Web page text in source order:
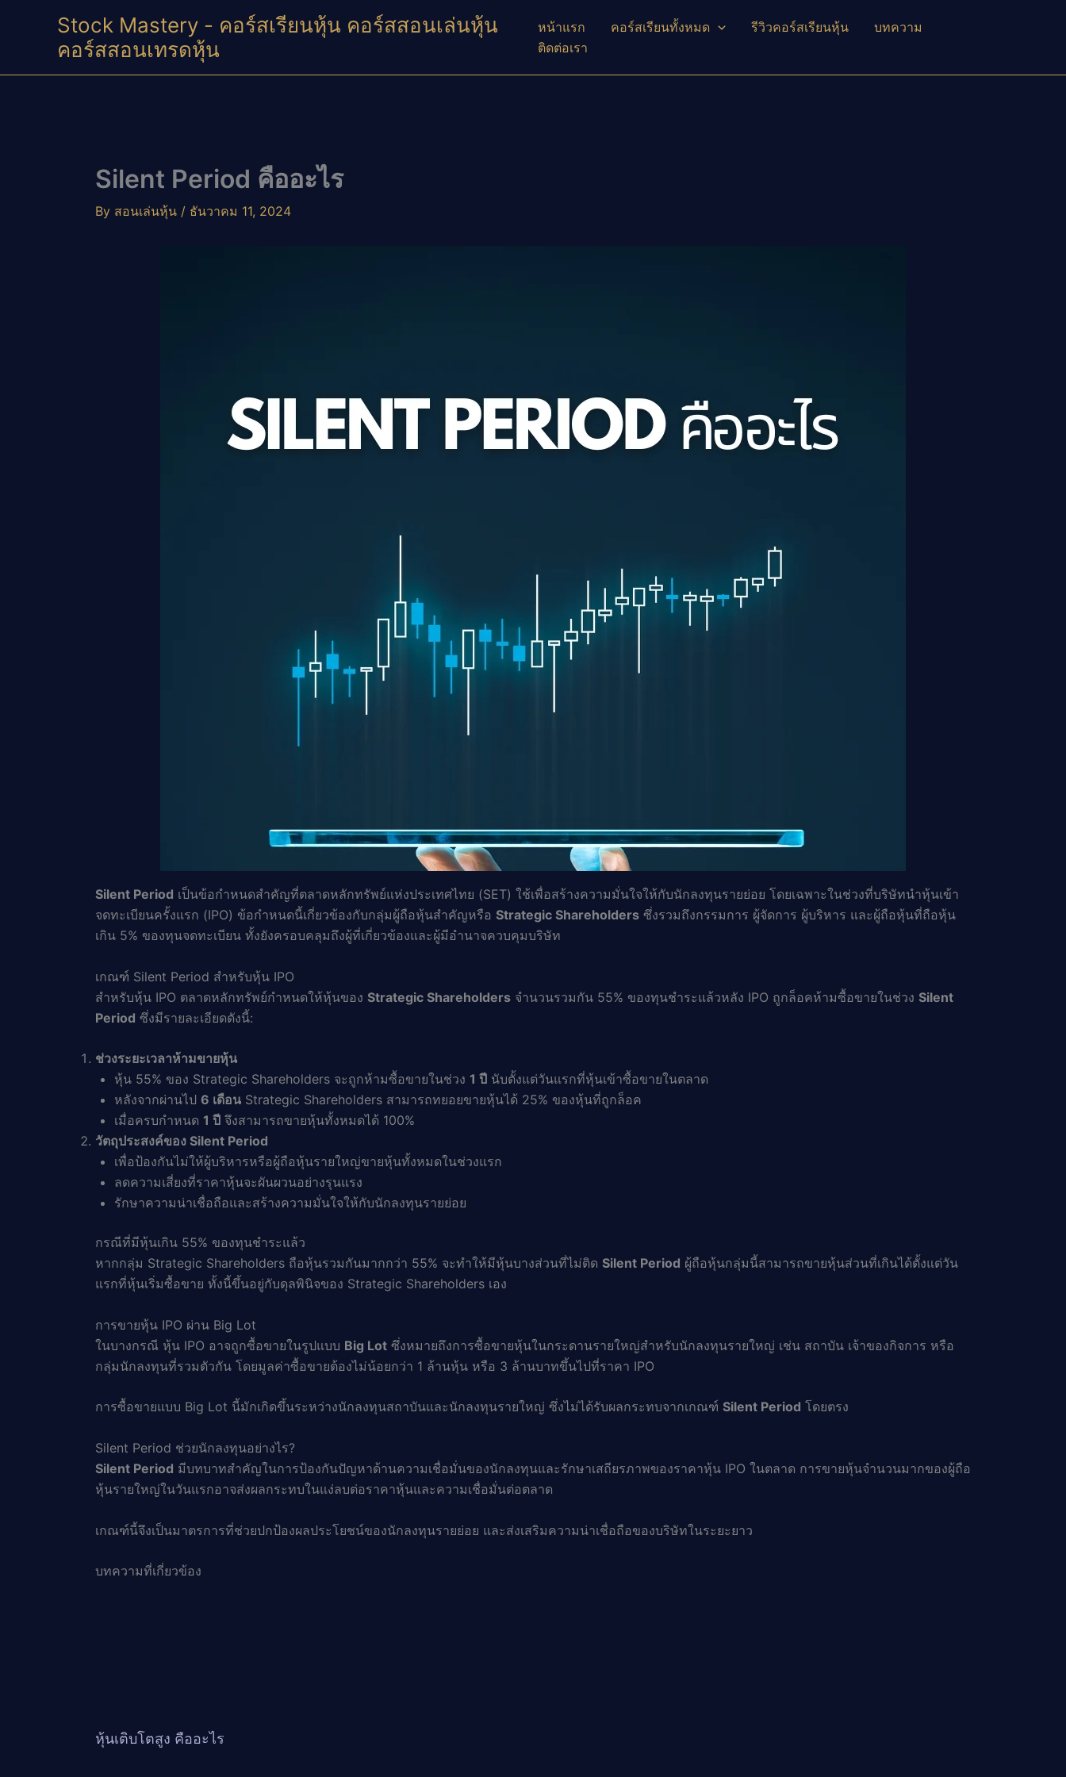
Stock Mastery - คอร์สเรียนหุ้น คอร์สสอนเล่นหุ้น
คอร์สสอนเทรดหุ้น
หน้าแรก คอร์สเรียนทั้งหมด รีวิวคอร์สเรียนหุ้น
บทความ
ติดต่อเรา
Silent Period คืออะไร
By สอนเล่นหุ้น / ธันวาคม 11, 2024
Silent Period เป็นข้อกำหนดสำคัญที่ตลาดหลักทรัพย์แห่งประเทศไทย (SET) ใช้เพื่อสร้างความมั่นใจให้กับนักลงทุนรายย่อย โดยเฉพาะในช่วงที่บริษัทนำหุ้นเข้า
จดทะเบียนครั้งแรก (IPO) ข้อกำหนดนี้เกี่ยวข้องกับกลุ่มผู้ถือหุ้นสำคัญหรือ Strategic Shareholders ซึ่งรวมถึงกรรมการ ผู้จัดการ ผู้บริหาร และผู้ถือหุ้นที่ถือหุ้น
เกิน 5% ของทุนจดทะเบียน ทั้งยังครอบคลุมถึงผู้ที่เกี่ยวข้องและผู้มีอำนาจควบคุมบริษัท
เกณฑ์ Silent Period สำหรับหุ้น IPO
สำหรับหุ้น IPO ตลาดหลักทรัพย์กำหนดให้หุ้นของ Strategic Shareholders จำนวนรวมกัน 55% ของทุนชำระแล้วหลัง IPO ถูกล็อคห้ามซื้อขายในช่วง Silent
Period ซึ่งมีรายละเอียดดังนี้:
ช่วงระยะเวลาห้ามขายหุ้น
หุ้น 55% ของ Strategic Shareholders จะถูกห้ามซื้อขายในช่วง 1 ปี นับตั้งแต่วันแรกที่หุ้นเข้าซื้อขายในตลาด
หลังจากผ่านไป 6 เดือน Strategic Shareholders สามารถทยอยขายหุ้นได้ 25% ของหุ้นที่ถูกล็อค
เมื่อครบกำหนด 1 ปี จึงสามารถขายหุ้นทั้งหมดได้ 100%
วัตถุประสงค์ของ Silent Period
เพื่อป้องกันไม่ให้ผู้บริหารหรือผู้ถือหุ้นรายใหญ่ขายหุ้นทั้งหมดในช่วงแรก
ลดความเสี่ยงที่ราคาหุ้นจะผันผวนอย่างรุนแรง
รักษาความน่าเชื่อถือและสร้างความมั่นใจให้กับนักลงทุนรายย่อย
กรณีที่มีหุ้นเกิน 55% ของทุนชำระแล้ว
หากกลุ่ม Strategic Shareholders ถือหุ้นรวมกันมากกว่า 55% จะทำให้มีหุ้นบางส่วนที่ไม่ติด Silent Period ผู้ถือหุ้นกลุ่มนี้สามารถขายหุ้นส่วนที่เกินได้ตั้งแต่วัน
แรกที่หุ้นเริ่มซื้อขาย ทั้งนี้ขึ้นอยู่กับดุลพินิจของ Strategic Shareholders เอง
การขายหุ้น IPO ผ่าน Big Lot
ในบางกรณี หุ้น IPO อาจถูกซื้อขายในรูปแบบ Big Lot ซึ่งหมายถึงการซื้อขายหุ้นในกระดานรายใหญ่สำหรับนักลงทุนรายใหญ่ เช่น สถาบัน เจ้าของกิจการ หรือ
กลุ่มนักลงทุนที่รวมตัวกัน โดยมูลค่าซื้อขายต้องไม่น้อยกว่า 1 ล้านหุ้น หรือ 3 ล้านบาทขึ้นไปที่ราคา IPO
การซื้อขายแบบ Big Lot นี้มักเกิดขึ้นระหว่างนักลงทุนสถาบันและนักลงทุนรายใหญ่ ซึ่งไม่ได้รับผลกระทบจากเกณฑ์ Silent Period โดยตรง
Silent Period ช่วยนักลงทุนอย่างไร?
Silent Period มีบทบาทสำคัญในการป้องกันปัญหาด้านความเชื่อมั่นของนักลงทุนและรักษาเสถียรภาพของราคาหุ้น IPO ในตลาด การขายหุ้นจำนวนมากของผู้ถือ
หุ้นรายใหญ่ในวันแรกอาจส่งผลกระทบในแง่ลบต่อราคาหุ้นและความเชื่อมั่นต่อตลาด
เกณฑ์นี้จึงเป็นมาตรการที่ช่วยปกป้องผลประโยชน์ของนักลงทุนรายย่อย และส่งเสริมความน่าเชื่อถือของบริษัทในระยะยาว
บทความที่เกี่ยวข้อง
หุ้นเติบโตสูง คืออะไร